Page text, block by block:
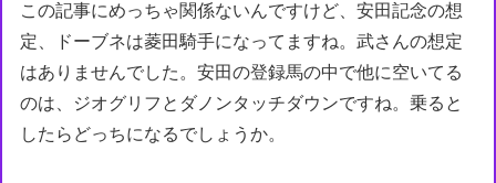
この記事にめっちゃ関係ないんですけど、安田記念の想
定、ドーブネは菱田騎手になってますね。武さんの想定
はありませんでした。安田の登録馬の中で他に空いてる
のは、ジオグリフとダノンタッチダウンですね。乗ると
したらどっちになるでしょうか。